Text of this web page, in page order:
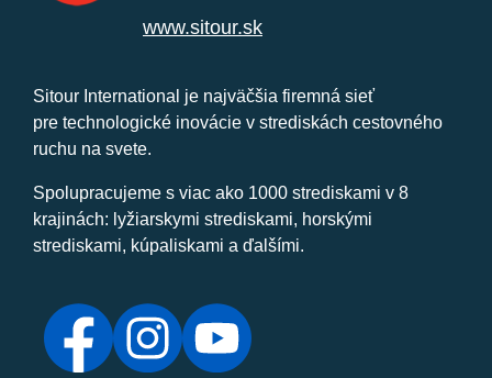
www.sitour.sk
Sitour International je najväčšia firemná sieť
pre technologické inovácie v strediskách cestovného
ruchu na svete.
Spolupracujeme s viac ako 1000 strediskami v 8
krajinách: lyžiarskymi strediskami, horskými
strediskami, kúpaliskami a ďalšími.